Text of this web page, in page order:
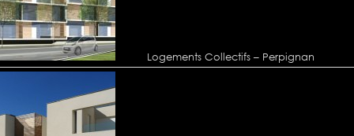
Logements Collectifs – Perpignan